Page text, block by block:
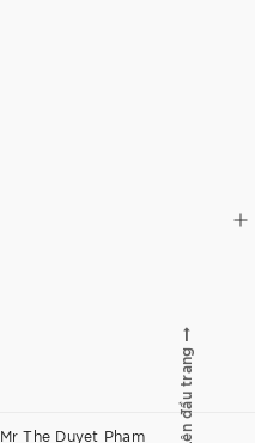
Mr The Duyet Pham Lên đầu trang